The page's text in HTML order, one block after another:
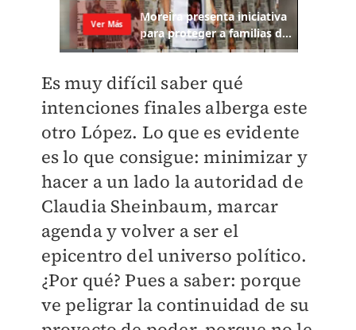
Es muy difícil saber qué
intenciones finales alberga este
otro López. Lo que es evidente
es lo que consigue: minimizar y
hacer a un lado la autoridad de
Claudia Sheinbaum, marcar
agenda y volver a ser el
epicentro del universo político.
¿Por qué? Pues a saber: porque
ve peligrar la continuidad de su